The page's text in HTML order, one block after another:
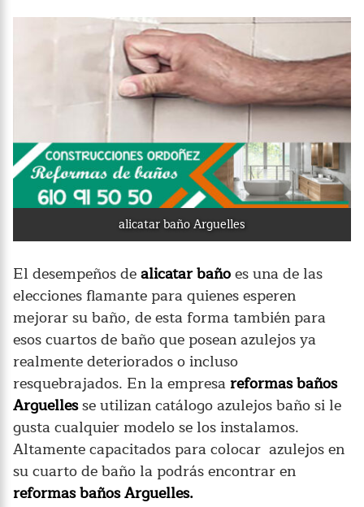
alicatar baño Arguelles
El desempeños dealicatar bañoes una de las
elecciones flamante para quienes esperen
mejorar su baño, de esta forma también para
esos cuartos de baño que posean azulejos ya
realmente deteriorados o incluso
resquebrajados. En la empresareformas baños
Arguellesse utilizan catálogo azulejos baño si le
gusta cualquier modelo se los instalamos.
Altamente capacitados para colocar azulejos en
su cuarto de baño la podrás encontrar en
reformas baños Arguelles.